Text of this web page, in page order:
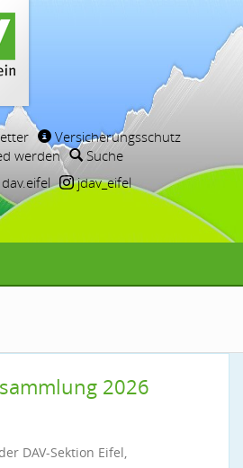
Versicherungsschutz
werden
Suche
dav.eifel jdav_eifel
2026
DAV-Sektion Eifel,